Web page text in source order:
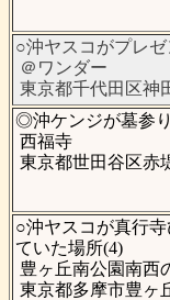
○沖ヤスコがプレ
＠ワンダー
東京都千代田区神
◎沖ケンジが墓参
西福寺
東京都世田谷区赤
○沖ヤスコが真行
ていた場所(4)
豊ヶ丘南公園南西
東京都多摩市豊ヶ